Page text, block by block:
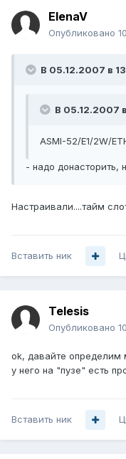
ElenaV
Опубликовано
В 05.12.2007 в
В 05.12.2007
ASMI-52/E1/2W/
- надо донасторить,
Настраивали....тайм
Вставить ник
Telesis
Опубликовано
ok, давайте
у него на "пузе" есть
Вставить ник